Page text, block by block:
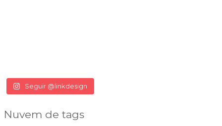
Seguir @linkdesign
Nuvem de tags